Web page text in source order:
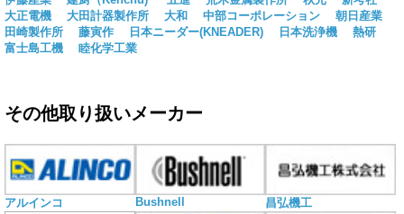
大正電機
大田計器製作所 大和 中部コーポレーション
朝日産業
田崎製作所
藤寅作 日本ニーダー(KNEADER) 日本洗浄機
熱研
富士島工機
睦化学工業
その他取り扱いメーカー
アルインコ Bushnell 昌弘機工